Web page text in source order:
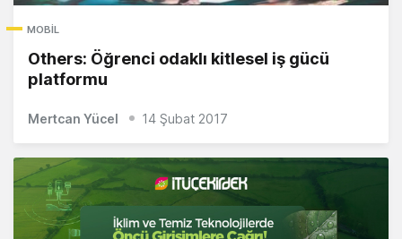
MOBIL
Others: Öğrenci odaklı kitlesel iş gücü
platformu
Mertcan Yücel 14 Şubat 2017